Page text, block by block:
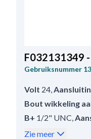
F032131349
Gebruiksnummer
Volt 24
Bout wikkeling
B+ 1/2" UNC
Buitendiameter
Zie meer